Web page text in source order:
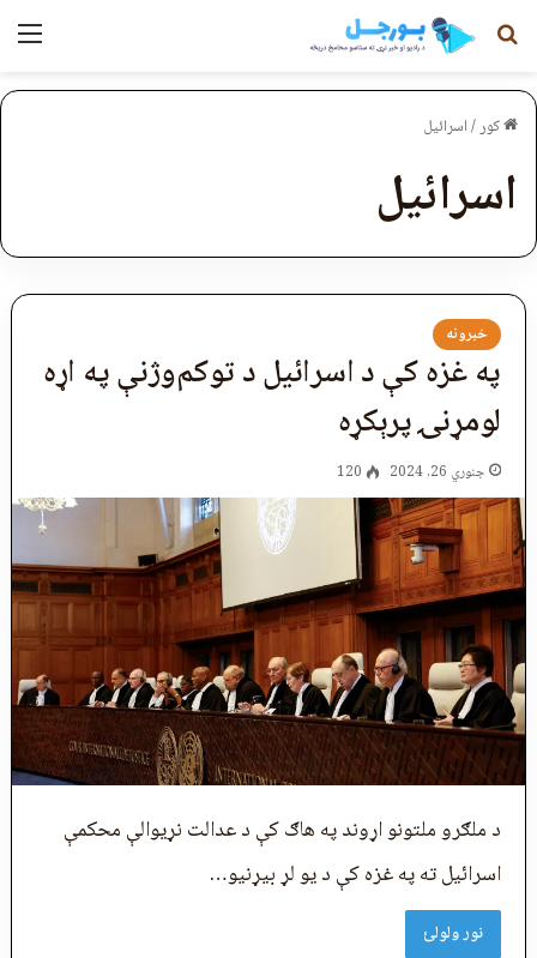
لټون
کور/اسرائیل
اسرائیل
خبرونه
په غزه کې د اسرائیل د توکم‌وژنې په اړه
لومړنۍ پرېکړه
جنوري 26, 2024 120
د ملګرو ملتونو اړوند په هاګ کې د عدالت نړیوالې محکمې
اسرائيل ته په غزه کې د یو لړ بيړنیو…
نور ولولئ